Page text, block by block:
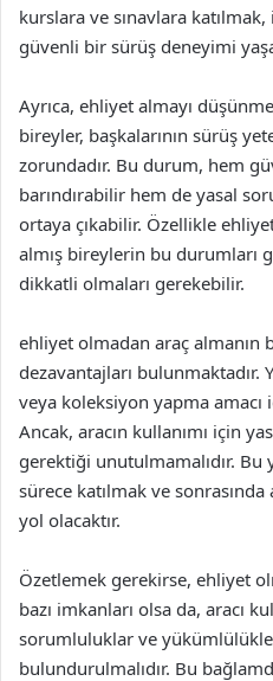
kurslara ve sınavlara katılmak,
güvenli bir sürüş deneyimi
Ayrıca, ehliyet almayı
bireyler, başkalarının sürüş
zorundadır. Bu durum, hem
barındırabilir hem de yasal
ortaya çıkabilir. Özellikle
almış bireylerin bu durumları
dikkatli olmaları gerekebilir.
ehliyet olmadan araç almanın
dezavantajları bulunmaktadır.
veya koleksiyon yapma amacı
Ancak, aracın kullanımı için
gerektiği unutulmamalıdır.
sürece katılmak ve
yol olacaktır.
Özetlemek gerekirse, ehliyet
bazı imkanları olsa da, aracı
sorumluluklar ve
bulundurulmalıdır. Bu